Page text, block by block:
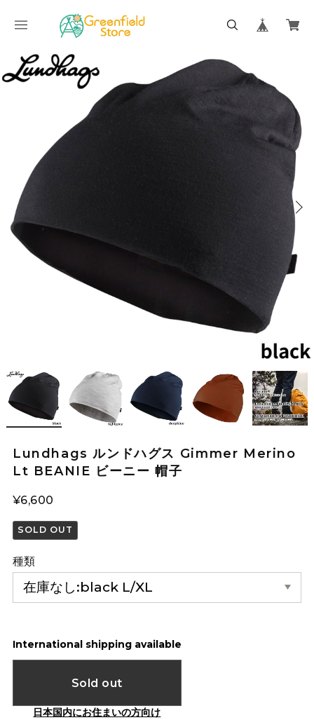
Lundhags ルンドハグス Gimmer Merino
Lt BEANIE ビーニー 帽子
¥6,600
SOLD OUT
種類
International shipping available
Sold out
日本国内にお住まいの方向け